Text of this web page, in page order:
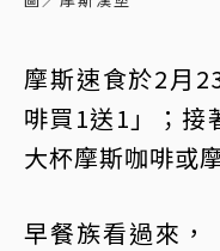
摩斯速食於2月
啡買1送1」；接
大杯摩斯咖啡或
早餐族看過來，